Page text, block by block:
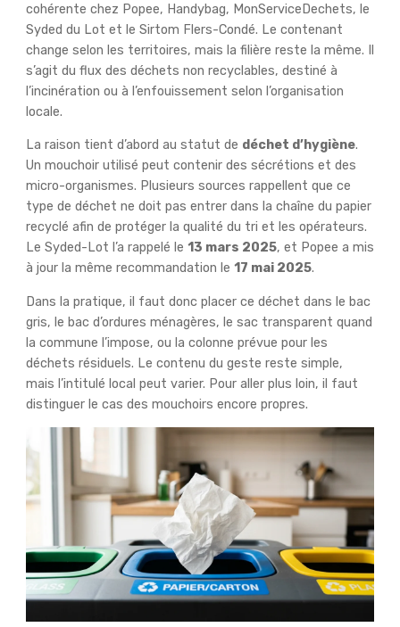
cohérente chez Popee, Handybag, MonServiceDechets, le
Syded du Lot et le Sirtom Flers-Condé. Le contenant
change selon les territoires, mais la filière reste la même. Il
s’agit du flux des déchets non recyclables, destiné à
l’incinération ou à l’enfouissement selon l’organisation
locale.
La raison tient d’abord au statut de déchet d’hygiène.
Un mouchoir utilisé peut contenir des sécrétions et des
micro-organismes. Plusieurs sources rappellent que ce
type de déchet ne doit pas entrer dans la chaîne du papier
recyclé afin de protéger la qualité du tri et les opérateurs.
Le Syded-Lot l’a rappelé le 13 mars 2025, et Popee a mis
à jour la même recommandation le 17 mai 2025.
Dans la pratique, il faut donc placer ce déchet dans le bac
gris, le bac d’ordures ménagères, le sac transparent quand
la commune l’impose, ou la colonne prévue pour les
déchets résiduels. Le contenu du geste reste simple,
mais l’intitulé local peut varier. Pour aller plus loin, il faut
distinguer le cas des mouchoirs encore propres.